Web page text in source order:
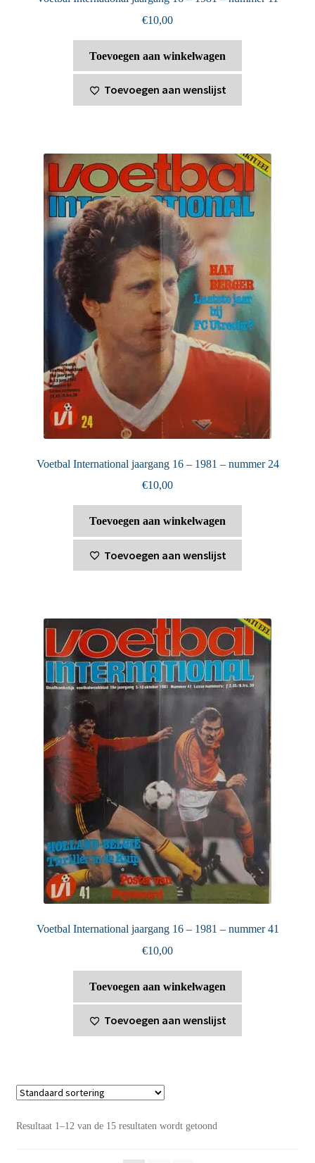
€10,00
Toevoegen aan winkelwagen
Toevoegen aan wenslijst
Voetbal International jaargang 16 – 1981 – nummer 24
€10,00
Toevoegen aan winkelwagen
Toevoegen aan wenslijst
Voetbal International jaargang 16 – 1981 – nummer 41
€10,00
Toevoegen aan winkelwagen
Toevoegen aan wenslijst
Resultaat 1–12 van de 15 resultaten wordt getoond